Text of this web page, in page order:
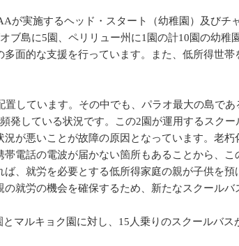
が実施するヘッド・スタート（幼稚園）及び
ブ島に5園、ペリリュー州に1園の計10園の幼
面的な支援を行っています。また、低所得世
しています。その中でも、パラオ最大の島で
発している状況です。この2園が運用するスク
が悪いことが故障の原因となっています。老
電話の電波が届かない箇所もあることから、
、就労を必要とする低所得家庭の親が子供を
就労の機会を確保するため、新たなスクールバ
マルキョク園に対し、15人乗りのスクールバ